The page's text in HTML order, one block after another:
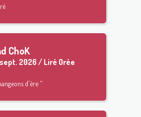
ChoK
2026 / Liré Orée
d'ère ''